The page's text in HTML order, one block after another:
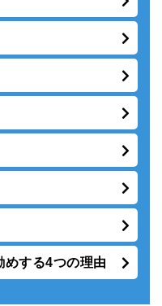
めする4つの理由